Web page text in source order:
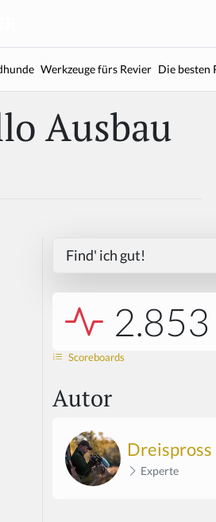
Werkzeuge fürs Revier Die besten
Ausbau
Find' ich gut!
2.853
Scoreboards
Autor
Dreispross
Experte